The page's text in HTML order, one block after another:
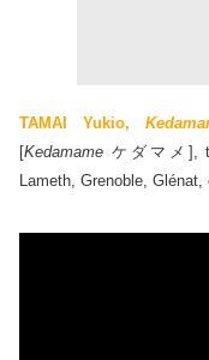
TAMAI Yukio,
[Kedamame ケダマメ ],
Lameth, Grenoble,